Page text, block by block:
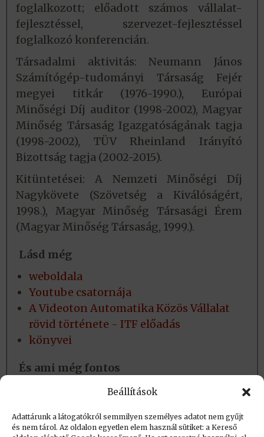
Beállítások
Adattárunk a látogatókról semmilyen személyes adatot nem gyűjt
és nem tárol. Az oldalon egyetlen elem használ sütiket: a Kereső
foglalkozott; előadott számos vállalat-
fejlesztéssel, szervezet-fejlesztéssel
foglalkozó konferencián.
Társadalmi aktivitás: Neumann János
Számítógép-tudományi Társaság Fejér
megyei titkár (1976-1990.), Európai
Minőségi Díj auditor (1998-2002), Magyar
Minőség Társaság Igazgatóságának tagja
(1998-2002), TÜV Rheinland Irányító
Bizottság tagja (2002-2015).
Kitüntetései: A Nemzeti Minőségi Díj
Nagykövete (Szövetség a Kiválóságért,
1998.), Magyar Minőség Társasági Érem
(Magyar Minőség Társaság, 1999.).
Lásd még
weboldala
Youtube csatornája
A Videoton Automatika Közös Vállalat
rövid története - ITF előadás
könyvei
És ami még fontos
Hobbijai: fényképezés, videózás,